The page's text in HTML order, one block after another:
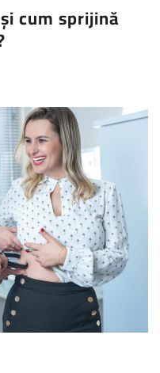
cum sprijină